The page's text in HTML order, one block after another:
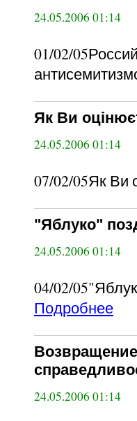
24.05.2006 01:14
01/02/
Як Ви
24.05.2006 01:14
07/02/05Як Ви
"Яблуко"
24.05.2006 01:14
04/02/
Подробнее
24.05.2006 01:14